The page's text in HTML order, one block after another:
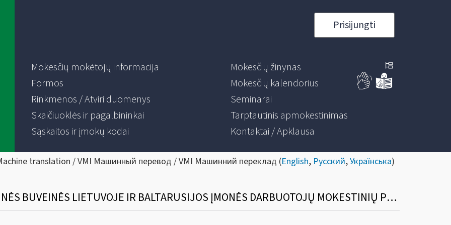
Prisijungti
Mokesčių mokėtojų informacija
Formos
Rinkmenos / Atviri duomenys
Skaičiuoklės ir pagalbininkai
Sąskaitos ir įmokų kodai
Mokesčių žinynas
Mokesčių kalendorius
Seminarai
Tarptautinis apmokestinimas
Kontaktai / Apklausa
translation / VMI Машинный перевод / VMI Машинний переклад (English, Русский,Українська)
DĖL BALTARUSIJOS ĮMONĖS NUOLATINĖS BUVEINĖS LIETUVOJE IR BALTARUSIJOS ĮMONĖS DARBUOTOJŲ MOKESTINIŲ PRIEVOLIŲ LIETUVOJE